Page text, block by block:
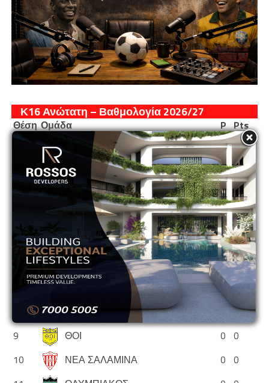
Κ16 Ανώτατη – Βαθμολογία 2026/27
Θέση Ομάδα P Pts
1
ΑΓΙΑ ΝΑΠΑ 0 0
ΑΕΚ 0 0
3
ΑΕΛ 0 0
ΑΝΟΡΘΩΣΗ 0 0
5
ΑΠΟΕΛ 0 0
ΑΠΟΛΛΩΝ 0 0
ΑΡΗΣ 0
0
ΕΘΝΙΚΟΣ ΑΣΣΙΑΣ 0 0
9
ΘΟΙ 0 0
10
ΝΕΑ ΣΑΛΑΜΙΝΑ 0 0